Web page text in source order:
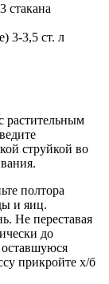
стакана
3-3,5 ст. л
растительным
струйкой во
полтора
и яиц.
Не переставая
до
прикройте х/б